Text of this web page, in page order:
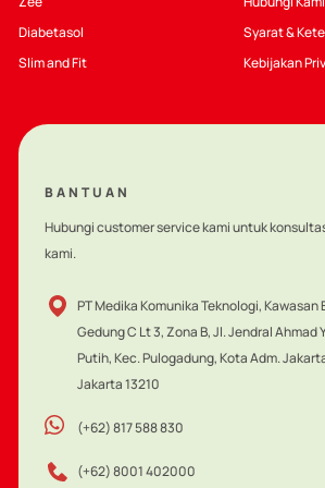
pelaksana dari Kode WHO di Indonesia.
sehat.
Diabetasol
Slim and Fit
Syarat &
Kebijakan
BANTUAN
Hubungi customer service kami untuk
kami.
PT Medika Komunika Teknologi, Kawasan
Gedung C Lt 3, Zona B, Jl. Jendral Ahmad
Putih, Kec. Pulogadung, Kota Adm.
Jakarta 13210
(+62) 817 588 830
(+62) 8001 402000